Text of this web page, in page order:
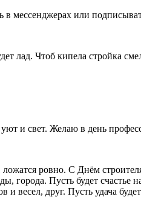
в мессенджерах или
лад. Чтоб кипела стройка
и свет. Желаю в день
ровно. С Днём
города. Пусть будет счастье
весел, друг. Пусть удача